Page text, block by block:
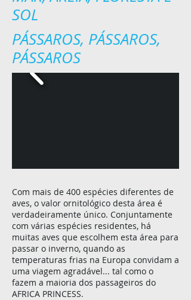
SOL
PÁSSAROS, PÁSSAROS,
PÁSSAROS
Com mais de 400 espécies diferentes de
aves, o valor ornitológico desta área é
verdadeiramente único. Conjuntamente
com várias espécies residentes, há
muitas aves que escolhem esta área para
passar o inverno, quando as
temperaturas frias na Europa convidam a
uma viagem agradável... tal como o
fazem a maioria dos passageiros do
AFRICA PRINCESS.